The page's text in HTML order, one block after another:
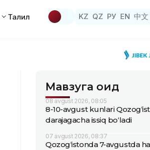
Таҳлил KZ QZ РУ EN 中文
Мавзуга оид
08 avgust 2026, 08:05
8-10-avgust kunlari
darajagacha issiq bo‘ladi
07 avgust 2026, 08:37
Qozog‘istonda 7-avgustda